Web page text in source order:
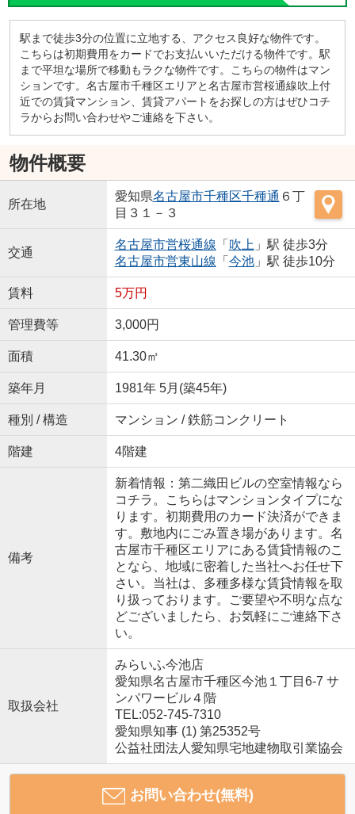
駅まで徒歩3分の位置に立地する、アクセス良好な物件です。
こちらは初期費用をカードでお支払いいただける物件です。駅
まで平坦な場所で移動もラクな物件です。こちらの物件はマン
ションです。名古屋市千種区エリアと名古屋市営桜通線吹上付
近での賃貸マンション、賃貸アパートをお探しの方はぜひコチ
ラからお問い合わせやご連絡を下さい。
物件概要
所在地
愛知県名古屋市千種区千種通 ６丁
目３１－３
交通
名古屋市営桜通線 「 吹上」駅 徒歩3分
名古屋市営東山線 「 今池」駅 徒歩10分
賃料 5万円
管理費等 3,000円
面積 41.30㎡
築年月 1981年 5月(築45年)
種別 / 構造 マンション / 鉄筋コンクリート
階建 4階建
備考
新着情報：第二織田ビルの空室情報なら
コチラ。こちらはマンションタイプにな
ります。初期費用のカード決済ができま
す。敷地内にごみ置き場があります。名
古屋市千種区エリアにある賃貸情報のこ
となら、地域に密着した当社へお任せ下
さい。当社は、多種多様な賃貸情報を取
り扱っております。ご要望や不明な点な
どございましたら、お気軽にご連絡下さ
い。
取扱会社
みらいふ今池店
愛知県名古屋市千種区今池１丁目6-7 サ
ンパワービル４階
TEL:052-745-7310
愛知県知事 (1) 第25352号
公益社団法人愛知県宅地建物取引業協会
お問い合わせ(無料)